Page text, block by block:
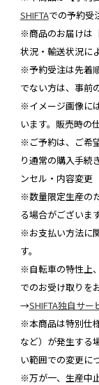
SHIFTAでの予約受
※商品のお届けは
状況・輸送状況に
※予約受注は先着
でない方は、事前
※イメージ画像に
います。販売時の
※ご予約は、ご希
り通常の購入手続
ンセル・内容変更
※数量限定生産の
る場合がございま
※お支払い方法に
す。
※自転車の特性上
でのお受け取りを
→SHIFTA独自サ
※本商品は特別仕
など）が発生する
い範囲での変更に
※万が一、生産中